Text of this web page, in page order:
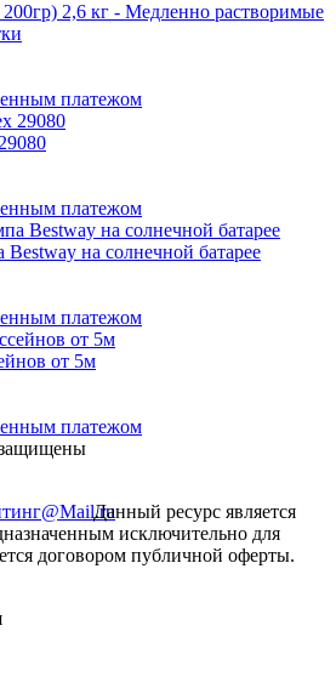
2,6 кг - Медленно растворимые
платежом
платежом
на солнечной батарее
платежом
от 5м
платежом
Данный ресурс является
исключительно для
договором публичной оферты.